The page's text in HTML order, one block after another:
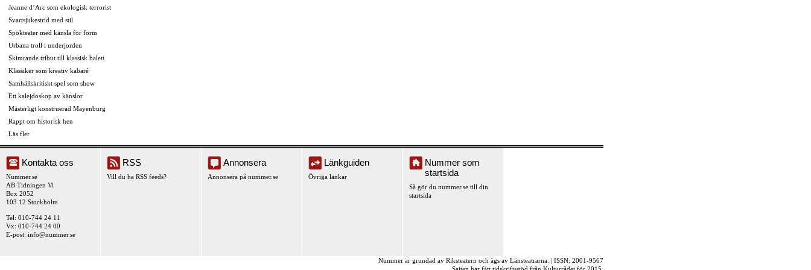
Jeanne d’Arc som ekologisk terrorist
Svartsjukestrid med stil
Spökteater med känsla för form
Urbana troll i underjorden
Skimrande tribut till klassisk balett
Klassiker som kreativ kabaré
Samhällskritiskt spel som show
Ett kalejdoskop av känslor
Mästerligt konstruerad Mayenburg
Rappt om historisk hen
Läs fler
Kontakta oss
Nummer.se
AB Tidningen Vi
Box 2052
103 12 Stockholm
Tel: 010-744 24 11
Vx: 010-744 24 00
E-post: info@nummer.se
RSS
Vill du ha RSS feeds?
Annonsera
Annonsera på nummer.se
Länkguiden
Övriga länkar
Nummer som
startsida
Så gör du nummer.se till din
startsida
Nummer är grundad av Riksteatern och ägs av Länsteatrarna. | ISSN: 2001-9567